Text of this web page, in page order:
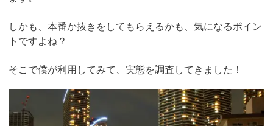
しかも、本番か抜きをしてもらえるかも、気になるポイン
トですよね？
そこで僕が利用してみて、実態を調査してきました！